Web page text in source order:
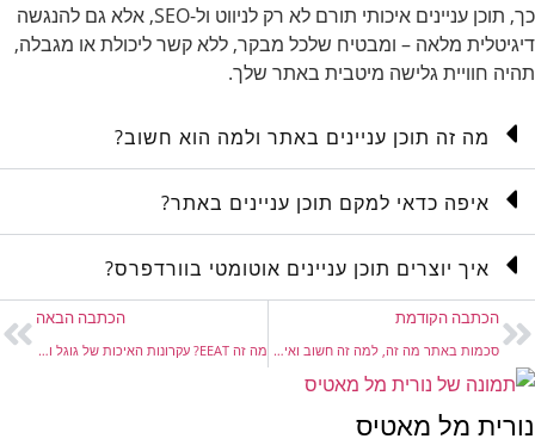
כך, תוכן עניינים איכותי תורם לא רק לניווט ול-SEO, אלא גם להנגשה
דיגיטלית מלאה – ומבטיח שלכל מבקר, ללא קשר ליכולת או מגבלה,
תהיה חוויית גלישה מיטבית באתר שלך.
מה זה תוכן עניינים באתר ולמה הוא חשוב?
איפה כדאי למקם תוכן עניינים באתר?
איך יוצרים תוכן עניינים אוטומטי בוורדפרס?
הכתבה הקודמת
סכמות באתר מה זה, למה זה חשוב ואיך מיישמים בוורדפרס?
הכתבה הבאה
מה זה EEAT? עקרונות האיכות של גוגל ומנועי חיפוש AI
נורית מל מאטיס